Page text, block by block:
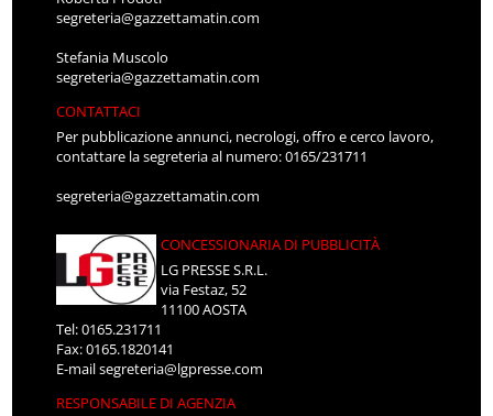
segreteria@gazzettamatin.com
Stefania Muscolo
segreteria@gazzettamatin.com
CONTATTACI
Per pubblicazione annunci, necrologi, offro e cerco lavoro,
contattare la segreteria al numero: 0165/231711
segreteria@gazzettamatin.com
CONCESSIONARIA DI PUBBLICITÀ
LG PRESSE S.R.L.
via Festaz, 52
11100 AOSTA
Tel: 0165.231711
Fax: 0165.1820141
E-mailsegreteria@lgpresse.com
RESPONSABILE DI AGENZIA